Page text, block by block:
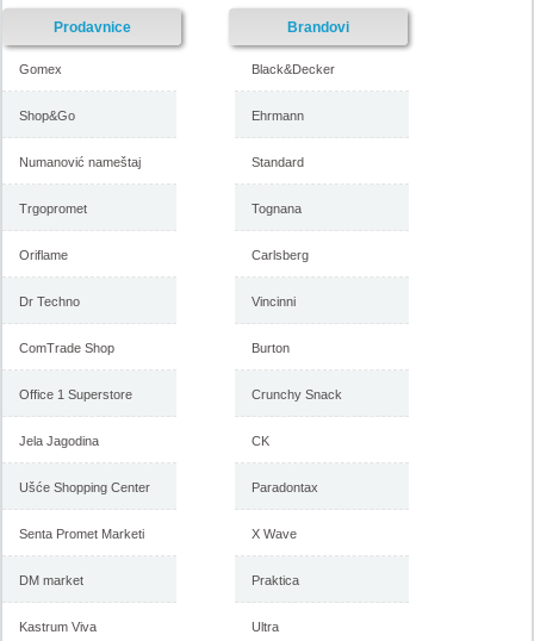
Prodavnice
Gomex
Shop&Go
Numanović nameštaj
Trgopromet
Oriflame
Dr Techno
ComTrade Shop
Office 1 Superstore
Jela Jagodina
Ušće Shopping Center
Senta Promet Marketi
DM market
Kastrum Viva
Brandovi
Black&Decker
Ehrmann
Standard
Tognana
Carlsberg
Vincinni
Burton
Crunchy Snack
CK
Paradontax
X Wave
Praktica
Ultra